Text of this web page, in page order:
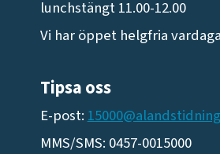
lunchstängt 11.00-12.00
Vi har öppet helgfria
Tipsa oss
E-post:
MMS/SMS: 0457-0015000